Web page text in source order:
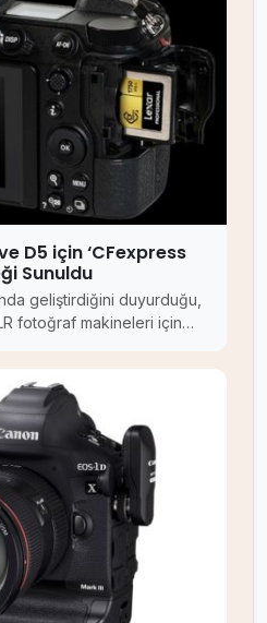
D5 için ‘CFexpress
Sunuldu
geliştirdiğini duyurduğu,
fotoğraf makineleri için…